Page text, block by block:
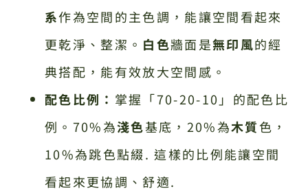
系作為空間的主色調，能讓空間看起來
更乾淨、整潔。 白色牆面是無印風的經
典搭配，能有效放大空間感。
配色比例： 掌握「70-20-10」的配色比
例。70%為淺色基底，20%為木質色，
10%為跳色點綴. 這樣的比例能讓空間
看起來更協調、舒適.